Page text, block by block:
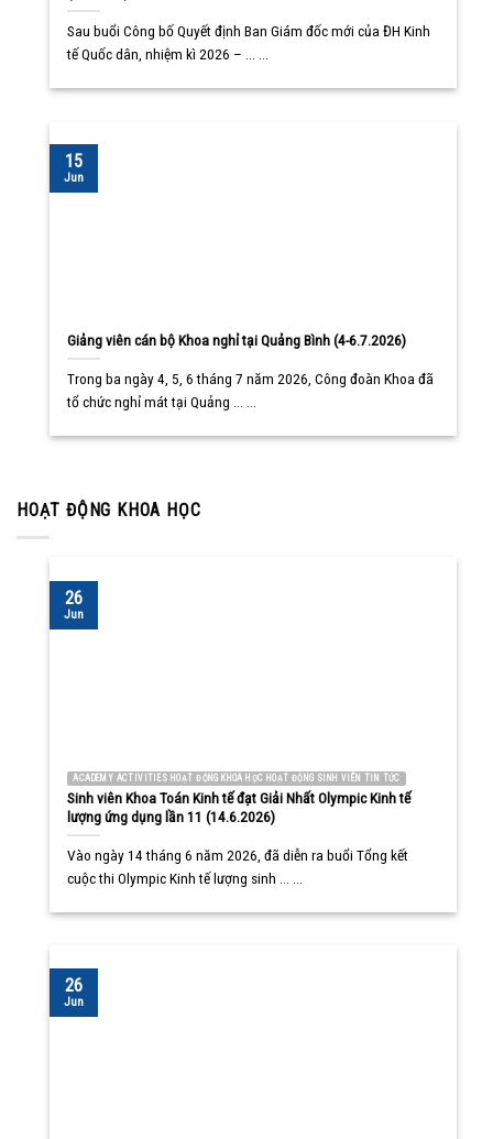
Sau buổi Công bố Quyết định Ban Giám đốc mới của ĐH Kinh
tế Quốc dân, nhiệm kì 2026 – ... ...
Giảng viên cán bộ Khoa nghỉ tại Quảng Bình (4-6.7.2026)
Trong ba ngày 4, 5, 6 tháng 7 năm 2026, Công đoàn Khoa đã
tổ chức nghỉ mát tại Quảng ... ...
15
Jun
HOẠT ĐỘNG KHOA HỌC
ACADEMY ACTIVITIES HOẠT ĐỘNG KHOA HỌC HOẠT ĐỘNG SINH VIÊN TIN TỨC
Sinh viên Khoa Toán Kinh tế đạt Giải Nhất Olympic Kinh tế
lượng ứng dụng lần 11 (14.6.2026)
Vào ngày 14 tháng 6 năm 2026, đã diễn ra buổi Tổng kết
cuộc thi Olympic Kinh tế lượng sinh ... ...
26
Jun
26
Jun